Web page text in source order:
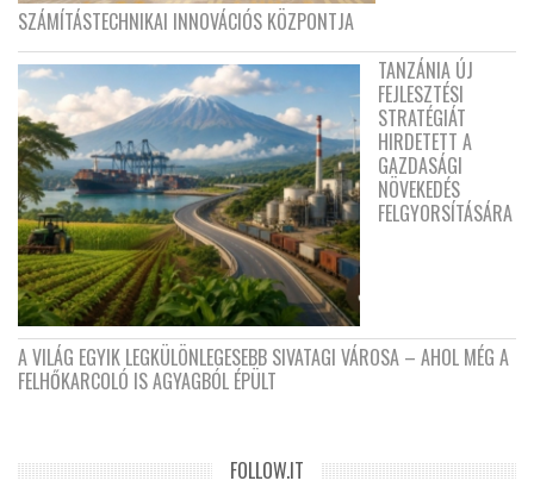
SZÁMÍTÁSTECHNIKAI INNOVÁCIÓS KÖZPONTJA
TANZÁNIA ÚJ
FEJLESZTÉSI
STRATÉGIÁT
HIRDETETT A
GAZDASÁGI
NÖVEKEDÉS
FELGYORSÍTÁSÁRA
A VILÁG EGYIK LEGKÜLÖNLEGESEBB SIVATAGI VÁROSA – AHOL MÉG A
FELHŐKARCOLÓ IS AGYAGBÓL ÉPÜLT
FOLLOW.IT